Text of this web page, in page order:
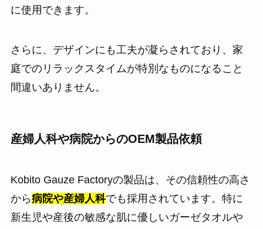
に使用できます。
さらに、デザインにも工夫が凝らされており、家
庭でのリラックスタイムが特別なものになること
間違いありません。
産婦人科や病院からのOEM製品依頼
Kobito Gauze Factoryの製品は、その信頼性の高さ
から病院や産婦人科でも採用されています。特に
新生児や産後の敏感な肌に優しいガーゼタオルや